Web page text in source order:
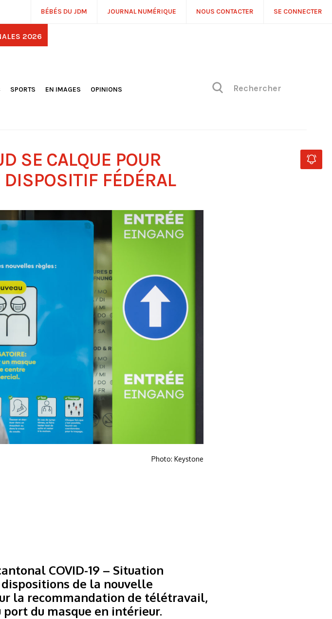
BÉBÉS DU JDM JOURNAL NUMÉRIQUE NOUS CONTACTER SE CONNECTER
2026
SPORTS
EN IMAGES
OPINIONS
SE CALQUE POUR
DISPOSITIF FÉDÉRAL
Photo: Keystone
COVID-19 – Situation
de la nouvelle
la recommandation de télétravail,
port du masque en intérieur.